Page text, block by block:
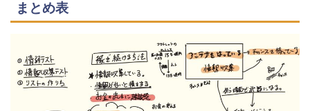
まとめ表